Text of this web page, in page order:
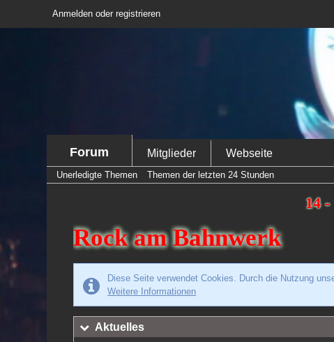
Anmelden oder registrieren
Forum Mitglieder Webseite
Unerledigte Themen Themen der letzten 24 Stunden
14 -
Rock am Bahnwerk
Diese Seite verwendet Cookies. Durch die Nutzung
Weitere Informationen
Aktuelles